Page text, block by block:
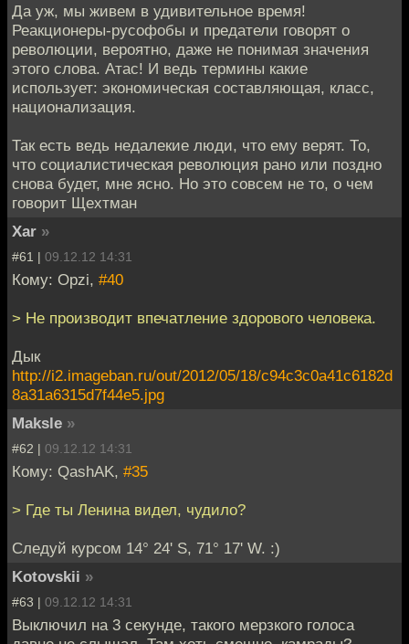
Да уж, мы живем в удивительное время!
Реакционеры-русофобы и предатели говорят о
революции, вероятно, даже не понимая значения
этого слова. Атас! И ведь термины какие
использует: экономическая составляющая, класс,
национализация.
Так есть ведь недалекие люди, что ему верят. То,
что социалистическая революция рано или поздно
снова будет, мне ясно. Но это совсем не то, о чем
говорит Щехтман
Xar »
#61 | 09.12.12 14:31
Кому: Opzi, #40
> Не производит впечатление здорового человека.
Дык
http://i2.imageban.ru/out/2012/05/18/c94c3c0a41c6182d
8a31a6315d7f44e5.jpg
Maksle »
#62 | 09.12.12 14:31
Кому: QashAK, #35
> Где ты Ленина видел, чудило?
Следуй курсом 14° 24' S, 71° 17' W. :)
Kotovskii »
#63 | 09.12.12 14:31
Выключил на 3 секунде, такого мерзкого голоса